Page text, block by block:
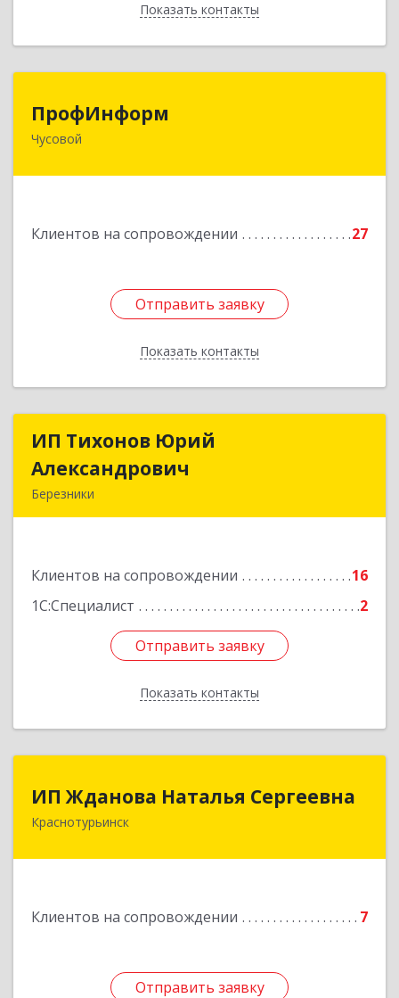
Показать контакты
Назад
ПрофИнформ
Чусовой
Клиентов на сопровождении 27
Отправить заявку
Показать контакты
618204, Пермский край, г.о. Чусовской, Чусовой
Отправить заявку
Назад
ИП Тихонов Юрий
Александрович
Березники
Клиентов на сопровождении
16
1С:Специалист
2
Отправить заявку
Показать контакты
ИП Тихонов Юрий
Подробнее
Отправить заявку
Назад
ИП Жданова Наталья Сергеевна
Краснотурьинск
Клиентов на сопровождении 7
Отправить заявку
Отправить заявку